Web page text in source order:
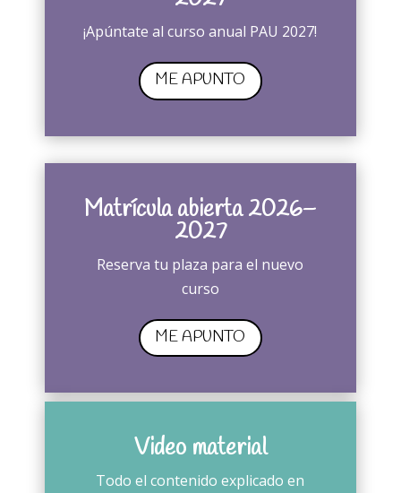
¡Apúntate al curso anual PAU 2027!
ME APUNTO
Matrícula abierta 2026–
2027
Reserva tu plaza para el nuevo
curso
ME APUNTO
Video material
Todo el contenido explicado en